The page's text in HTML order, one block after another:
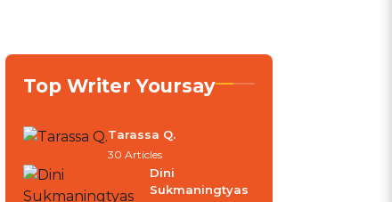
Top Writer Yoursay
Tarassa Q.
30 Articles
Dini
Sukmaningtyas